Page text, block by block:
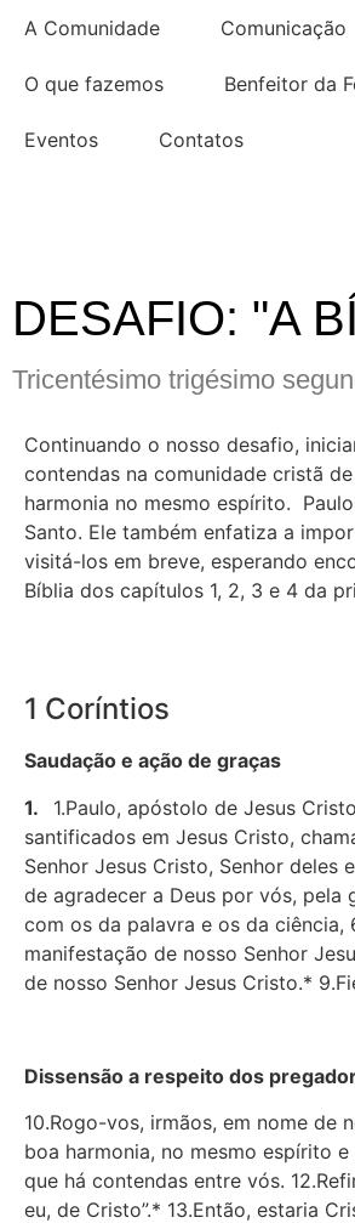
A Comunidade Comunicação
O que fazemos Benfeitor da
Eventos Contatos
DESAFIO: "A
Tricentésimo trigésimo
Continuando o nosso desafio,
contendas na comunidade cristã
harmonia no mesmo espírito.
Santo. Ele também enfatiza a
visitá-los em breve, esperando
Bíblia dos capítulos 1, 2, 3 e 4 da
1 Coríntios
Saudação e ação de graças
1. 1.Paulo, apóstolo de Jesus
santificados em Jesus Cristo,
Senhor Jesus Cristo, Se­nhor deles
de agradecer a Deus por vós,
com os da palavra e os da ciência,
manifestação de nosso Senhor
de nosso Senhor Jesus Cristo.*
Dissensão a respeito dos
10.Rogo-vos, irmãos, em nome de
boa harmonia, no mesmo espírito
que há contendas entre vós.
eu, de Cristo”.* 13.Então, estaria